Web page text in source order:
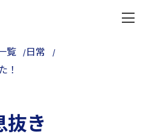
覧
日常
！
抜き